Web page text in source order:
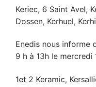
Keriec, 6 Saint Avel,
Dossen, Kerhuel,
Enedis nous informe
9 h à 13h le mercredi
1et 2 Keramic,